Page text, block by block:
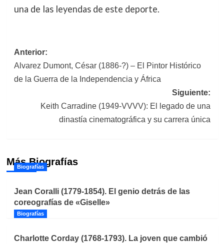
una de las leyendas de este deporte.
Navegación
de
Anterior:
Alvarez Dumont, César (1886-?) – El Pintor Histórico
de la Guerra de la Independencia y África
Siguiente:
Keith Carradine (1949-VVVV): El legado de una
dinastía cinematográfica y su carrera única
Más Biografías
Biografías
Jean Coralli (1779-1854). El genio detrás de las
coreografías de «Giselle»
Biografías
Charlotte Corday (1768-1793). La joven que cambió